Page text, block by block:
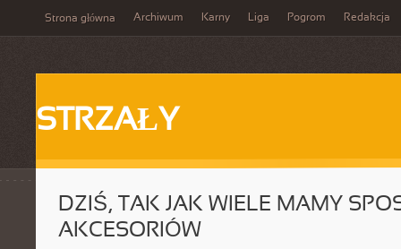
Strona główna Archiwum Karny Liga Pogrom Redakcja
STRZAŁY
DZIŚ, TAK JAK WIELE MAMY
AKCESORIÓW